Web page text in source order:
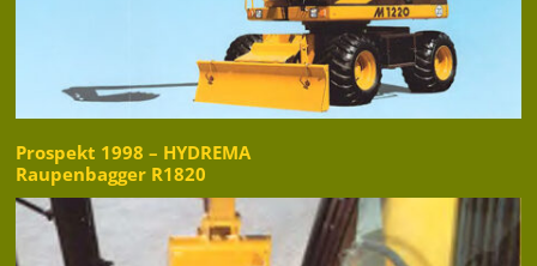
Prospekt 1998 – HYDREMA
Raupenbagger R1820